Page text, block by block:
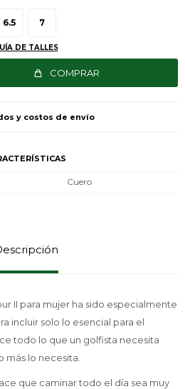
6.5 7
DE TALLES
COMPRAR
y costos de envío
Cuero
II para mujer ha sido especialmente
incluir solo lo esencial para el
todo lo que un golfista necesita
más lo necesita.
que caminar todo el día sea muy